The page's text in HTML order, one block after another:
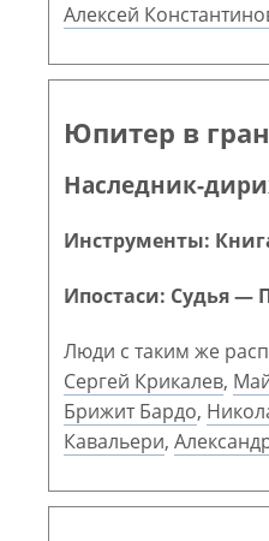
Алексей
Юпитер в
Наследник-
Инструменты:
Ипостаси: Судья —
Люди с таким же
Сергей Крикалев,
Брижит Бардо,
Кавальери,